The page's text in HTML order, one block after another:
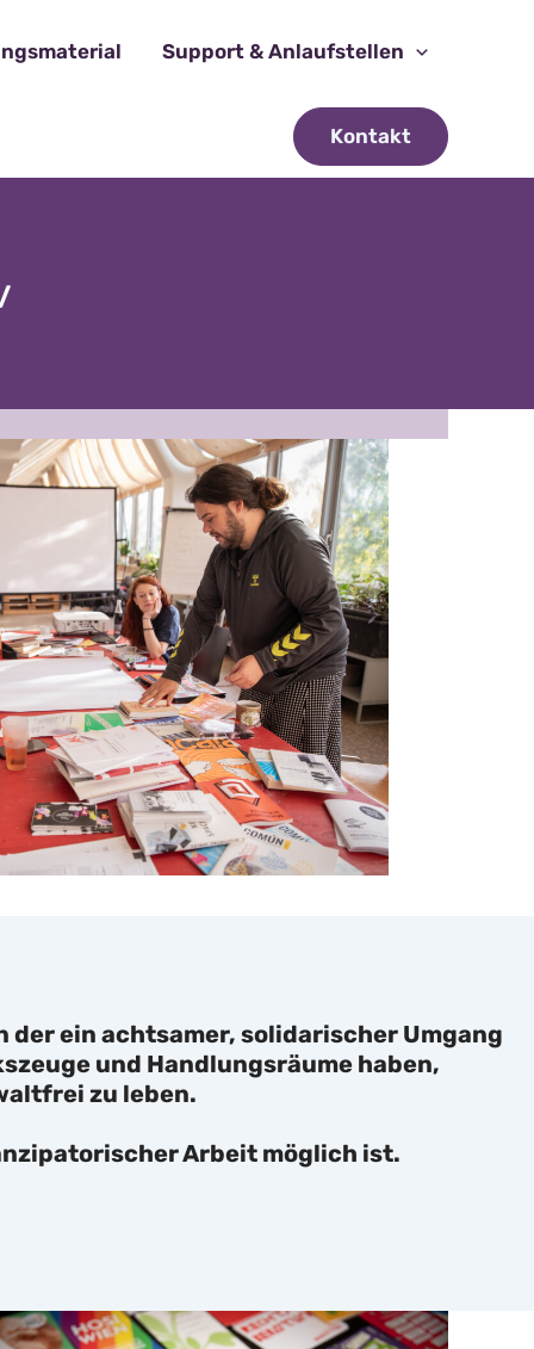
Support & Anlaufstellen
Kontakt
ein achtsamer, solidarischer Umgang
und Handlungsräume haben,
zu leben.
Arbeit möglich ist.